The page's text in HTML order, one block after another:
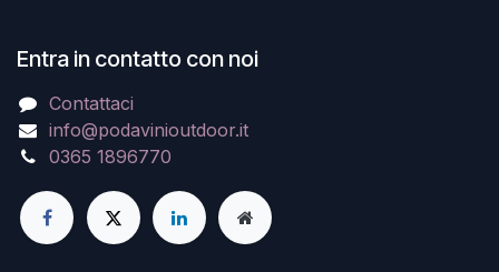
Entra in contatto con noi
Contattaci
info@podavinioutdoor.it
0365 1896770